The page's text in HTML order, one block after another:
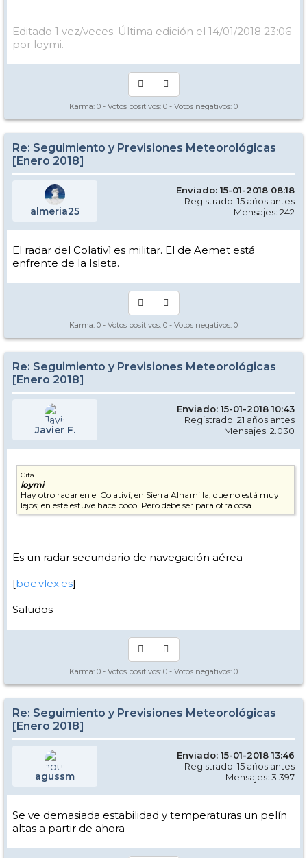
Editado 1 vez/veces. Última edición el 14/01/2018 23:06
por loymi.
Karma: 0 - Votos positivos: 0 - Votos negativos: 0
Re: Seguimiento y Previsiones Meteorológicas
[Enero 2018]
almeria25
Enviado: 15-01-2018 08:18
Registrado: 15 años antes
Mensajes: 242
El radar del Colativì es militar. El de Aemet está
enfrente de la Isleta.
Karma: 0 - Votos positivos: 0 - Votos negativos: 0
Re: Seguimiento y Previsiones Meteorológicas
[Enero 2018]
Javier F.
Enviado: 15-01-2018 10:43
Registrado: 21 años antes
Mensajes: 2.030
Cita
loymi
Hay otro radar en el Colativí, en Sierra Alhamilla, que no está muy
lejos; en este estuve hace poco. Pero debe ser para otra cosa.
Es un radar secundario de navegación aérea
[boe.vlex.es]
Saludos
Karma: 0 - Votos positivos: 0 - Votos negativos: 0
Re: Seguimiento y Previsiones Meteorológicas
[Enero 2018]
agussm
Enviado: 15-01-2018 13:46
Registrado: 15 años antes
Mensajes: 3.397
Se ve demasiada estabilidad y temperaturas un pelín
altas a partir de ahora